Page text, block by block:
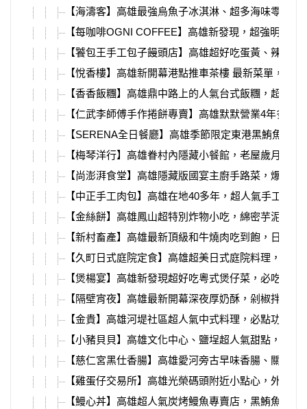
【海濤客】高雄最強烏魚子冰淇淋、超多海味零食
【每咖啡OGNI COFFEE】高雄新發現，超強明太子
【饕包王手工包子饅頭店】高雄超好吃蛋黃、辣味
【悅香樓】高雄新開幕港點推車茶樓 最新菜單，必
【香香飯糰】高雄鼎中路上的人氣台式飯糰，超多
【仁武李師傅手作捲餅專賣】高雄默默營業4年多的
【SERENA全日餐廳】高雄季節限定東港黑鮪魚
【梅琴洋行】高雄眷村內隱藏小餐館，老屋歲月、懷
【尚澎湃食堂】高雄隱藏版國宴主廚手路菜，爆汁烤
【中正手工肉包】高雄在地40多年，超人氣手工包
【金絲餅】高雄鳳山超特別炸物小吃，綿密芋泥蛋
【新村畜產】高雄最新頂級和牛燒肉吃到飽，日本牧
【久町日式庭院定食】高雄超美日式庭院料理，大樹
【煲楊宴】高雄新發現超好吃粵式煲仔菜，必吃鹹
【隔壁宵夜】高雄最新開幕深夜厚奶酥，剁椒拌麵
【金貴】高雄河堤社區超人氣中式料理，必點功夫菜
【小豬貝貝】高雄文化中心、鹽埕超人氣甜點，新
【慈仁宮黑仕香腸】高雄愛河旁古早味香腸、關東
【雞蛋仔交易所】高雄光榮碼頭附近小點心，外皮香
【鰻心丼】高雄超人氣炭烤鰻魚專賣店，黑鮪魚季最